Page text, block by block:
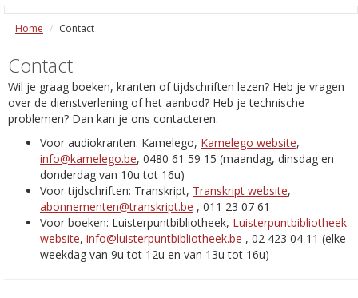
Home Contact
Contact
Wil je graag boeken, kranten of tijdschriften lezen? Heb je vragen
over de dienstverlening of het aanbod? Heb je technische
problemen? Dan kan je ons contacteren:
Voor audiokranten: Kamelego, Kamelego website,
info@kamelego.be, 0480 61 59 15 (maandag, dinsdag en
donderdag van 10u tot 16u)
Voor tijdschriften: Transkript, Transkript website,
abonnementen@transkript.be , 011 23 07 61
Voor boeken: Luisterpuntbibliotheek, Luisterpuntbibliotheek
website, info@luisterpuntbibliotheek.be , 02 423 04 11 (elke
weekdag van 9u tot 12u en van 13u tot 16u)